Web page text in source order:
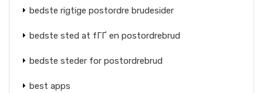
bedste rigtige postordre brudesider
bedste sted at fГҐ en postordrebrud
bedste steder for postordrebrud
best apps